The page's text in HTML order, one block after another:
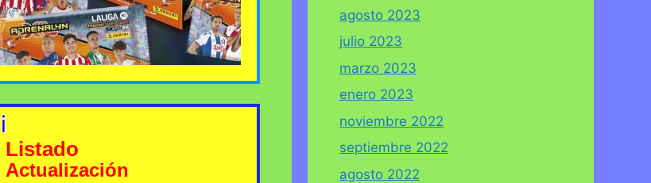
Listado
Actualización
agosto 2023
julio 2023
marzo 2023
enero 2023
noviembre 2022
septiembre 2022
agosto 2022